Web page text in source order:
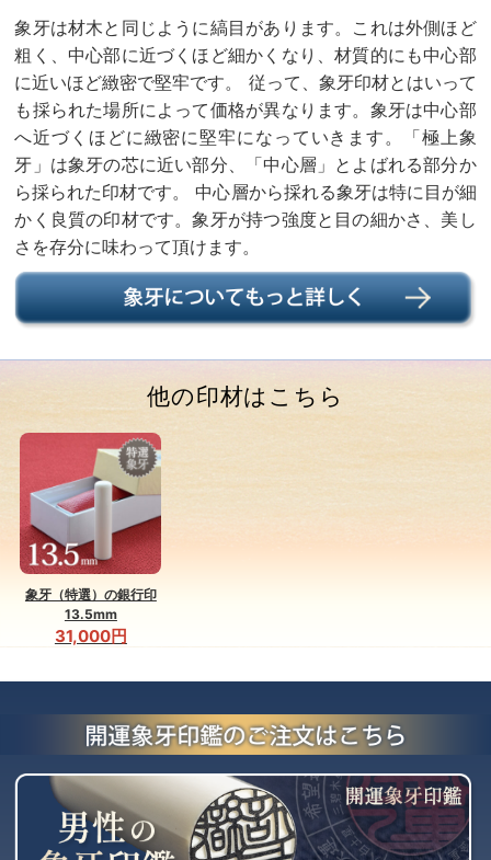
象牙は材木と同じように縞目があります。これは外側ほど
粗く、中心部に近づくほど細かくなり、材質的にも中心部
に近いほど緻密で堅牢です。 従って、象牙印材とはいって
も採られた場所によって価格が異なります。象牙は中心部
へ近づくほどに緻密に堅牢になっていきます。「極上象
牙」は象牙の芯に近い部分、「中心層」とよばれる部分か
ら採られた印材です。 中心層から採れる象牙は特に目が細
かく良質の印材です。象牙が持つ強度と目の細かさ、美し
さを存分に味わって頂けます。
他の印材はこちら
象牙（特選）の銀行印
13.5mm
31,000円